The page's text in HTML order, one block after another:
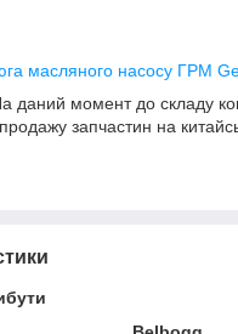
масляного насосу ГРМ
даний момент до складу
запчастин на